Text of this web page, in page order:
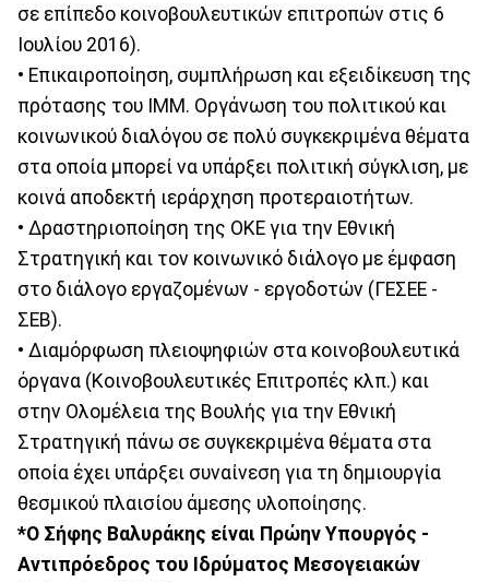
σε επίπεδο κοινοβουλευτικών επιτροπών στις 6
Ιουλίου 2016).
• Επικαιροποίηση, συμπλήρωση και εξειδίκευση της
πρότασης του ΙΜΜ. Οργάνωση του πολιτικού και
κοινωνικού διαλόγου σε πολύ συγκεκριμένα θέματα
στα οποία μπορεί να υπάρξει πολιτική σύγκλιση, με
κοινά αποδεκτή ιεράρχηση προτεραιοτήτων.
• Δραστηριοποίηση της ΟΚΕ για την Εθνική
Στρατηγική και τον κοινωνικό διάλογο με έμφαση
στο διάλογο εργαζομένων - εργοδοτών (ΓΕΣΕΕ -
ΣΕΒ).
• Διαμόρφωση πλειοψηφιών στα κοινοβουλευτικά
όργανα (Κοινοβουλευτικές Επιτροπές κλπ.) και
στην Ολομέλεια της Βουλής για την Εθνική
Στρατηγική πάνω σε συγκεκριμένα θέματα στα
οποία έχει υπάρξει συναίνεση για τη δημιουργία
θεσμικού πλαισίου άμεσης υλοποίησης.
*Ο Σήφης Βαλυράκης είναι Πρώην Υπουργός -
Αντιπρόεδρος του Ιδρύματος Μεσογειακών